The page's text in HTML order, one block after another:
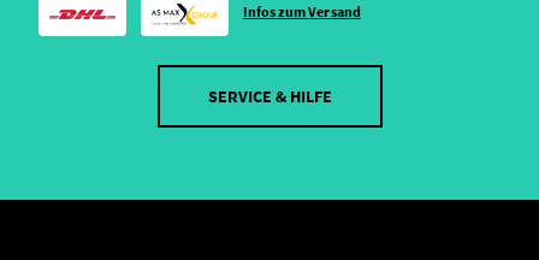
Infos zum Versand
SERVICE & HILFE